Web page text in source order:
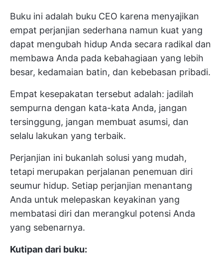
Buku ini adalah buku CEO karena menyajikan
empat perjanjian sederhana namun kuat yang
dapat mengubah hidup Anda secara radikal dan
membawa Anda pada kebahagiaan yang lebih
besar, kedamaian batin, dan kebebasan pribadi.
Empat kesepakatan tersebut adalah: jadilah
sempurna dengan kata-kata Anda, jangan
tersinggung, jangan membuat asumsi, dan
selalu lakukan yang terbaik.
Perjanjian ini bukanlah solusi yang mudah,
tetapi merupakan perjalanan penemuan diri
seumur hidup. Setiap perjanjian menantang
Anda untuk melepaskan keyakinan yang
membatasi diri dan merangkul potensi Anda
yang sebenarnya.
Kutipan dari buku: